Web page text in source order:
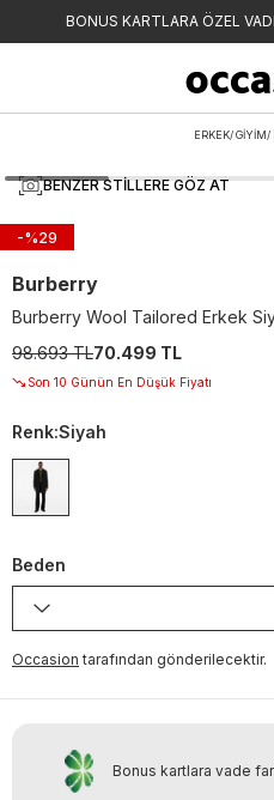
BONUS KARTLARA ÖZEL
ERKEK/ GİYİM/
BENZER STILLERE GÖZ AT
-%29
Burberry
Burberry Wool Tailored Erkek
98.693 TL70.499 TL
Son 10 Günün En Düşük Fiyatı
Renk:Siyah
Beden
Occasion tarafından gönderilecektir.
Bonus kartlara vade